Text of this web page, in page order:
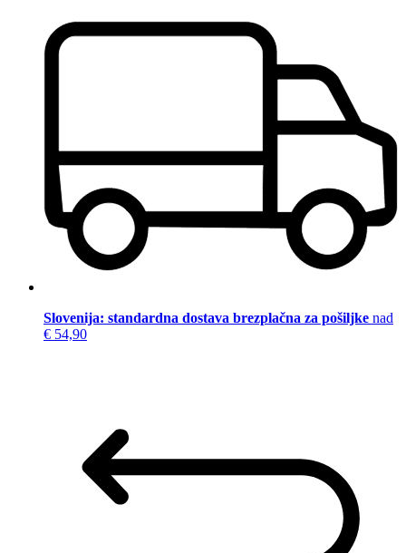
Slovenija: standardna dostava brezplačna za pošiljke nad
€ 54,90